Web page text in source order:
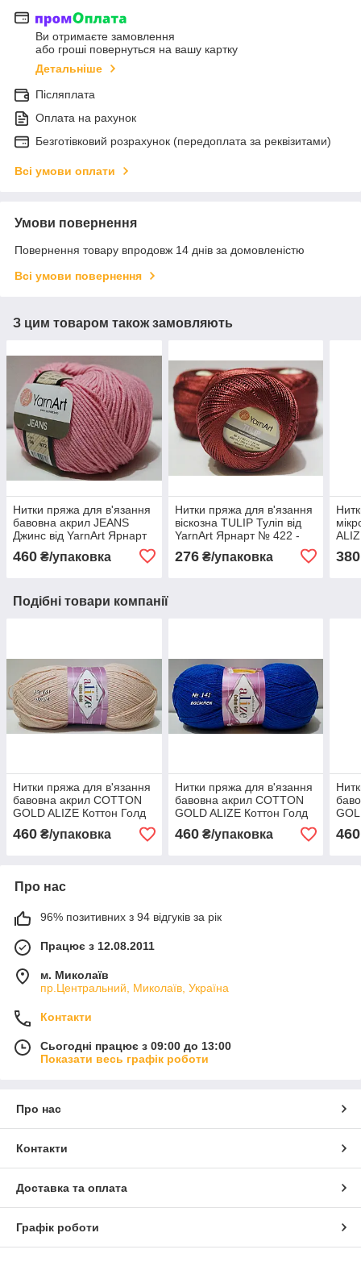
Ви отримаєте замовлення
або гроші повернуться на вашу картку
Детальніше
Післяплата
Оплата на рахунок
Безготівковий розрахунок (передоплата за реквізитами)
Всі умови оплати
Умови повернення
Повернення товару впродовж 14 днів за домовленістю
Всі умови повернення
З цим товаром також замовляють
Нитки пряжа для в'язання
бавовна акрил JEANS
Джинс від YarnArt Ярнарт
460 ₴/упаковка
Нитки пряжа для в'язання
віскозна TULIP Туліп від
YarnArt Ярнарт № 422 -
276₴/упаковка 380
Подібні товари компанії
Нитки пряжа для в'язання
бавовна акрил COTTON
GOLD ALIZE Коттон Голд
Алізе № 161 - пудра
460 ₴/упаковка
Нитки пряжа для в'язання
бавовна акрил COTTON
GOLD ALIZE Коттон Голд
Алізе № 141 - волошка
460₴/упаковка 460
Про нас
96% позитивних з 94 відгуків за рік
Працює з 12.08.2011
м. Миколаїв
пр.Центральний, Миколаїв, Україна
Контакти
Сьогодні працює з 09:00 до 13:00
Показати весь графік роботи
Про нас
Контакти
Доставка та оплата
Графік роботи